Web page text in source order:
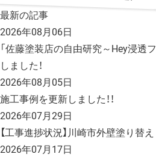
最新の記事
2026年08月06日
「佐藤塗装店の自由研究～Hey浸透
しました！
2026年08月05日
施工事例を更新しました！！
2026年07月29日
【工事進捗状況】川崎市外壁塗り替え
2026年07月17日